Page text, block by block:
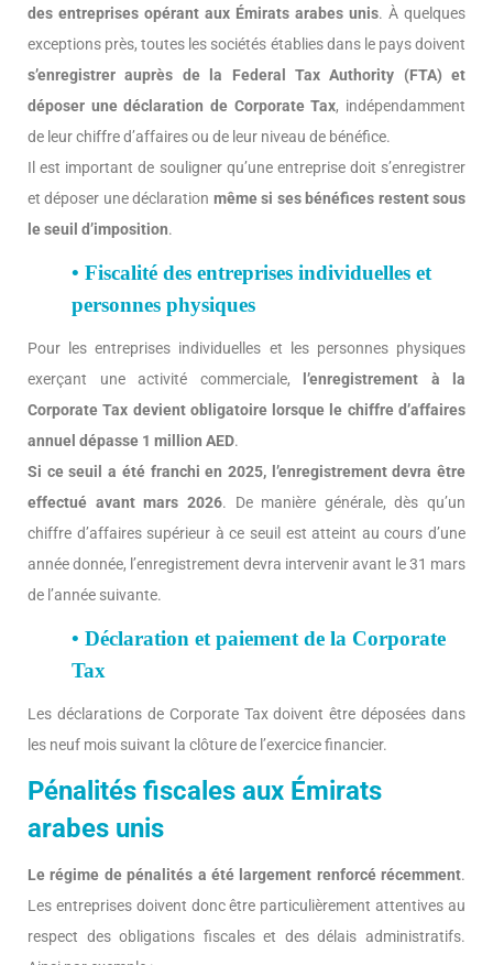
des entreprises opérant aux Émirats arabes unis. À quelques
exceptions près, toutes les sociétés établies dans le pays doivent
s’enregistrer auprès de la Federal Tax Authority (FTA) et
déposer une déclaration de Corporate Tax, indépendamment
de leur chiffre d’affaires ou de leur niveau de bénéfice.
Il est important de souligner qu’une entreprise doit s’enregistrer
et déposer une déclaration même si ses bénéfices restent sous
le seuil d’imposition.
• Fiscalité des entreprises individuelles et
personnes physiques
Pour les entreprises individuelles et les personnes physiques
exerçant une activité commerciale,
l’enregistrement à la
Corporate Tax devient obligatoire lorsque le chiffre d’affaires
annuel dépasse 1 million AED.
Si ce seuil a été franchi en 2025, l’enregistrement devra être
effectué avant mars 2026. De manière générale, dès qu’un
chiffre d’affaires supérieur à ce seuil est atteint au cours d’une
année donnée, l’enregistrement devra intervenir avant le 31 mars
de l’année suivante.
• Déclaration et paiement de la Corporate
Tax
Les déclarations de Corporate Tax doivent être déposées dans
les neuf mois suivant la clôture de l’exercice financier.
Pénalités fiscales aux Émirats
arabes unis
Le régime de pénalités a été largement renforcé récemment.
Les entreprises doivent donc être particulièrement attentives au
respect des obligations fiscales et des délais administratifs.